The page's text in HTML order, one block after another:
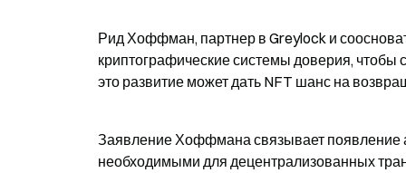
Рид Хоффман, партнер в Greylock и
криптографические системы доверия, чтобы
это развитие может дать NFT шанс на
Заявление Хоффмана связывает появление
необходимыми для децентрализованных